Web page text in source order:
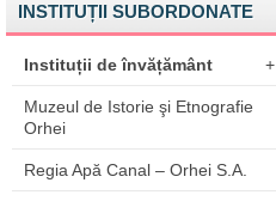
INSTITUȚII SUBORDONATE
Instituții de învățământ +
Muzeul de Istorie şi Etnografie
Orhei
Regia Apă Canal – Orhei S.A.